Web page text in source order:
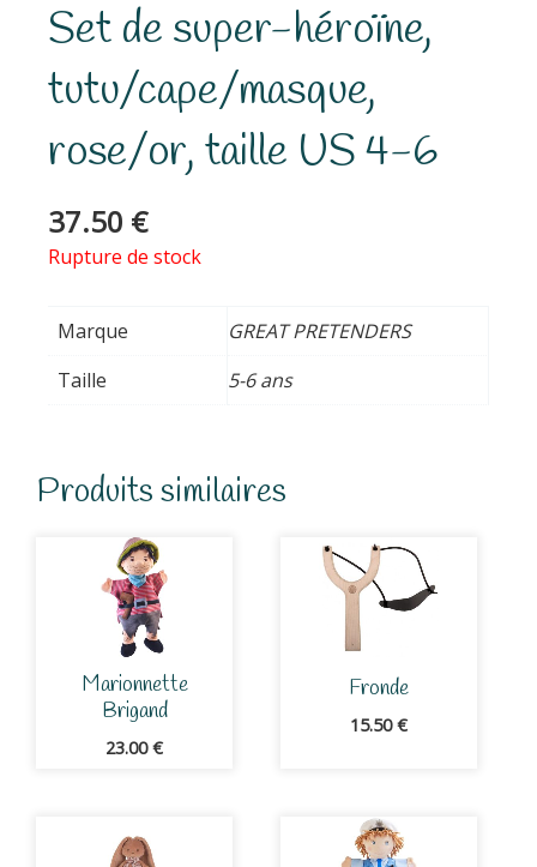
Set de super-héroïne,
tutu/cape/masque,
rose/or, taille US 4-6
37.50 €
Rupture de stock
Marque
GREAT PRETENDERS
Taille
5-6 ans
Produits similaires
Marionnette
Brigand
23.00€
Fronde
15.50€